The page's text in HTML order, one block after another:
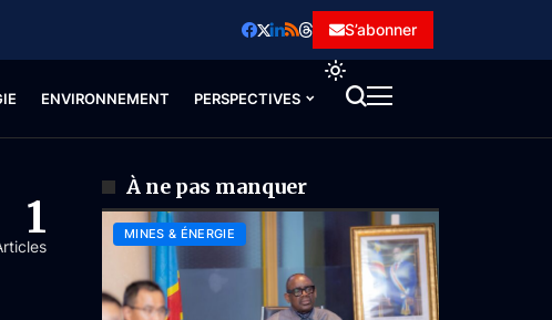
S’abonner
ENVIRONNEMENT PERSPECTIVES
1
À ne pas manquer
MINES & ÉNERGIE